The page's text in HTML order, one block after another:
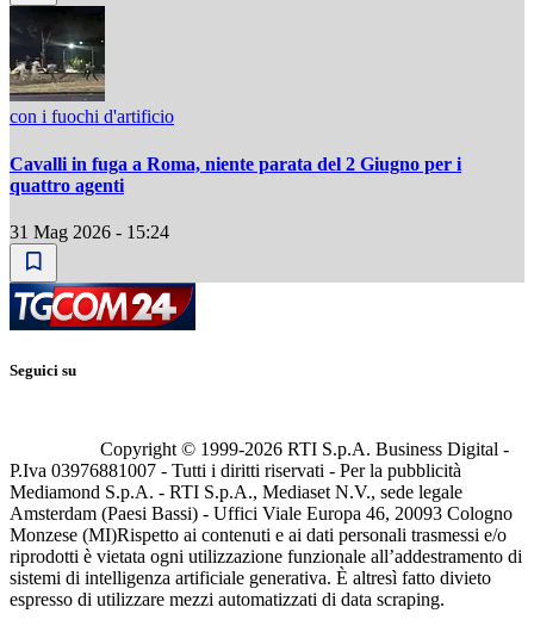
con i fuochi d'artificio
Cavalli in fuga a Roma, niente parata del 2 Giugno per i
quattro agenti
31 Mag 2026 - 15:24
Seguici su
Copyright © 1999-2026 RTI S.p.A. Business Digital -
P.Iva 03976881007 - Tutti i diritti riservati - Per la pubblicità
Mediamond S.p.A. - RTI S.p.A., Mediaset N.V., sede legale
Amsterdam (Paesi Bassi) - Uffici Viale Europa 46, 20093 Cologno
Monzese (MI)Rispetto ai contenuti e ai dati personali trasmessi e/o
riprodotti è vietata ogni utilizzazione funzionale all’addestramento di
sistemi di intelligenza artificiale generativa. È altresì fatto divieto
espresso di utilizzare mezzi automatizzati di data scraping.